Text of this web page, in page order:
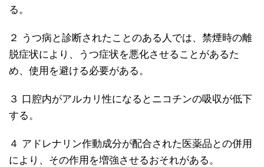
る。
２ うつ病と診断されたことのある人では、禁煙時の離
脱症状により、うつ症状を悪化させることがあるた
め、使用を避ける必要がある。
３ 口腔内がアルカリ性になるとニコチンの吸収が低下
する。
４ アドレナリン作動成分が配合された医薬品との併用
により、その作用を増強させるおそれがある。